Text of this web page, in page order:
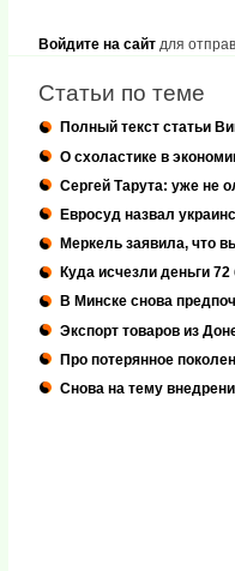
Войдите на сайт для
Статьи по теме
Полный текст статьи
О схоластике в
Сергей Тарута: уже не
Евросуд назвал
Меркель заявила, что
Куда исчезли деньги
В Минске снова
Экспорт товаров из
Про потерянное
Снова на тему